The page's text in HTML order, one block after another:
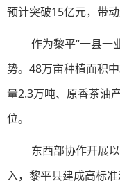
预计突破15亿元，带
作为黎平“一县一
势。48万亩种植面积
量2.3万吨、原香茶油
位。
东西部协作开展
入，黎平县建成高标